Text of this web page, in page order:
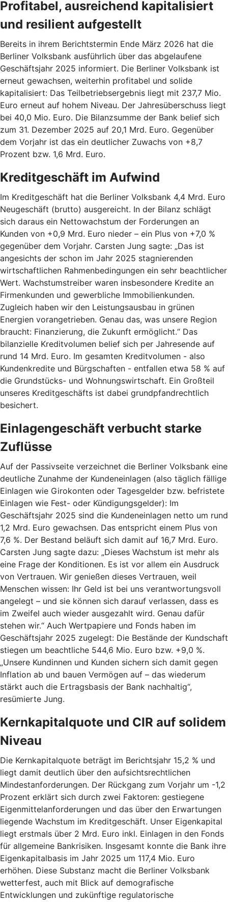
Profitabel, ausreichend kapitalisiert
und resilient aufgestellt
Bereits in ihrem Berichtstermin Ende März 2026 hat die
Berliner Volksbank ausführlich über das abgelaufene
Geschäftsjahr 2025 informiert. Die Berliner Volksbank ist
erneut gewachsen, weiterhin profitabel und solide
kapitalisiert: Das Teilbetriebsergebnis liegt mit 237,7 Mio.
Euro erneut auf hohem Niveau. Der Jahresüberschuss liegt
bei 40,0 Mio. Euro. Die Bilanzsumme der Bank belief sich
zum 31. Dezember 2025 auf 20,1 Mrd. Euro. Gegenüber
dem Vorjahr ist das ein deutlicher Zuwachs von +8,7
Prozent bzw. 1,6 Mrd. Euro.
Kreditgeschäft im Aufwind
Im Kreditgeschäft hat die Berliner Volksbank 4,4 Mrd. Euro
Neugeschäft (brutto) ausgereicht. In der Bilanz schlägt
sich daraus ein Nettowachstum der Forderungen an
Kunden von +0,9 Mrd. Euro nieder – ein Plus von +7,0 %
gegenüber dem Vorjahr. Carsten Jung sagte: „Das ist
angesichts der schon im Jahr 2025 stagnierenden
wirtschaftlichen Rahmenbedingungen ein sehr beachtlicher
Wert. Wachstumstreiber waren insbesondere Kredite an
Firmenkunden und gewerbliche Immobilienkunden.
Zugleich haben wir den Leistungsausbau in grünen
Energien vorangetrieben. Genau das, was unsere Region
braucht: Finanzierung, die Zukunft ermöglicht.“ Das
bilanzielle Kreditvolumen belief sich per Jahresende auf
rund 14 Mrd. Euro. Im gesamten Kreditvolumen - also
Kundenkredite und Bürgschaften - entfallen etwa 58 % auf
die Grundstücks- und Wohnungswirtschaft. Ein Großteil
unseres Kreditgeschäfts ist dabei grundpfandrechtlich
besichert.
Einlagengeschäft verbucht starke
Zuflüsse
Auf der Passivseite verzeichnet die Berliner Volksbank eine
deutliche Zunahme der Kundeneinlagen (also täglich fällige
Einlagen wie Girokonten oder Tagesgelder bzw. befristete
Einlagen wie Fest- oder Kündigungsgelder): Im
Geschäftsjahr 2025 sind die Kundeneinlagen netto um rund
1,2 Mrd. Euro gewachsen. Das entspricht einem Plus von
7,6 %. Der Bestand beläuft sich damit auf 16,7 Mrd. Euro.
Carsten Jung sagte dazu: „Dieses Wachstum ist mehr als
eine Frage der Konditionen. Es ist vor allem ein Ausdruck
von Vertrauen. Wir genießen dieses Vertrauen, weil
Menschen wissen: Ihr Geld ist bei uns verantwortungsvoll
angelegt – und sie können sich darauf verlassen, dass es
im Zweifel auch wieder ausgezahlt wird. Genau dafür
stehen wir.“ Auch Wertpapiere und Fonds haben im
Geschäftsjahr 2025 zugelegt: Die Bestände der Kundschaft
stiegen um beachtliche 544,6 Mio. Euro bzw. +9,0 %.
„Unsere Kundinnen und Kunden sichern sich damit gegen
Inflation ab und bauen Vermögen auf – das wiederum
stärkt auch die Ertragsbasis der Bank nachhaltig“,
resümierte Jung.
Kernkapitalquote und CIR auf solidem
Niveau
Die Kernkapitalquote beträgt im Berichtsjahr 15,2 % und
liegt damit deutlich über den aufsichtsrechtlichen
Mindestanforderungen. Der Rückgang zum Vorjahr um -1,2
Prozent erklärt sich durch zwei Faktoren: gestiegene
Eigenmittelanforderungen und das über den Erwartungen
liegende Wachstum im Kreditgeschäft. Unser Eigenkapital
liegt erstmals über 2 Mrd. Euro inkl. Einlagen in den Fonds
für allgemeine Bankrisiken. Insgesamt konnte die Bank ihre
Eigenkapitalbasis im Jahr 2025 um 117,4 Mio. Euro
erhöhen. Diese Substanz macht die Berliner Volksbank
wetterfest, auch mit Blick auf demografische
Entwicklungen und zukünftige regulatorische